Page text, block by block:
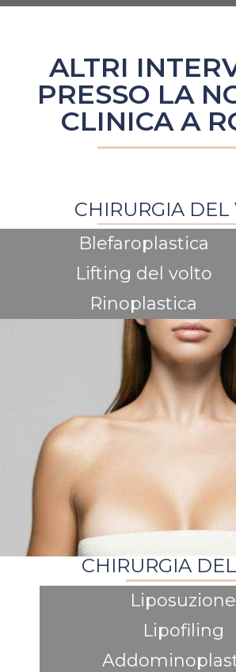
ALTRI
PRESSO LA
CLINICA A
CHIRURGIA DEL
Blefaroplastica
Lifting del volto
Rinoplastica
CHIRURGIA
Liposuzione
Lipofiling